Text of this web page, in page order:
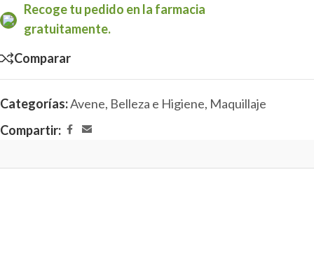
Recoge tu pedido en la farmacia
gratuitamente.
Comparar
Categorías:Avene, Belleza e Higiene, Maquillaje
Compartir: